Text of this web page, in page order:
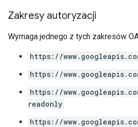
Zakresy autoryzacji
Wymaga jednego z tych zakresów
https://
https://
https://
readonly
https://